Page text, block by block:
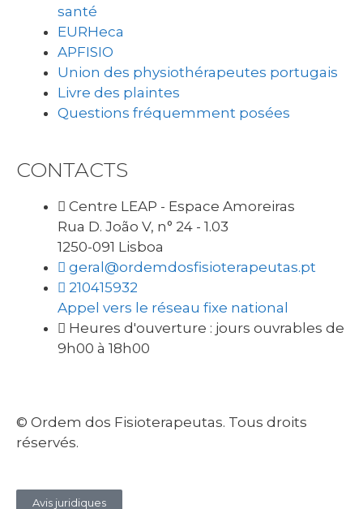
santé
EURHeca
APFISIO
Union des physiothérapeutes portugais
Livre des plaintes
Questions fréquemment posées
CONTACTS
Centre LEAP - Espace Amoreiras
Rua D. João V, n° 24 - 1.03
1250-091 Lisboa
geral@ordemdosfisioterapeutas.pt
210415932
Appel vers le réseau fixe national
Heures d'ouverture : jours ouvrables de
9h00 à 18h00
© Ordem dos Fisioterapeutas. Tous droits
réservés.
Avis juridiques